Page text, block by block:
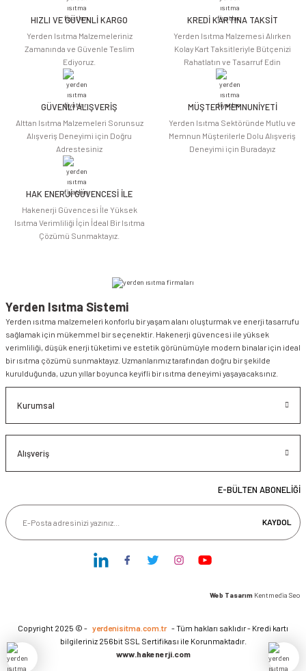
Ürün açıklamasında eksik bilgiler bulunuyor.
Ürün bilgilerinde hatalar bulunuyor.
Ürün fiyatı diğer sitelerden daha pahalı.
Bu ürüne benzer farklı alternatifler olmalı.
HIZLI VE GÜVENLİ KARGO
Yerden Isıtma Malzemeleriniz
Zamanında ve Güvenle Teslim
Ediyoruz.
KREDİ KARTINA TAKSİT
Yerden Isıtma Malzemesi Alırken
Kolay Kart Taksitleriyle Bütçenizi
Rahatlatın ve Tasarruf Edin
GÜVENLİ ALIŞVERİŞ
Alttan Isıtma Malzemeleri Sorunsuz
Alışveriş Deneyimi için Doğru
Adrestesiniz
MÜŞTERİ MEMNUNİYETİ
Yerden Isıtma Sektöründe Mutlu ve
Memnun Müşterilerle Dolu Alışveriş
Deneyimi için Buradayız
HAK ENERJİ GÜVENCESİ İLE
Hakenerji Güvencesi İle Yüksek
Isıtma Verimliliği İçin İdeal Bir Isıtma
Çözümü Sunmaktayız.
Yerden Isıtma Sistemi
Yerden ısıtma malzemeleri konforlu bir yaşam alanı oluşturmak ve enerji tasarrufu
sağlamak için mükemmel bir seçenektir. Hakenerji güvencesi ile yüksek
verimliliği, düşük enerji tüketimi ve estetik görünümüyle modern binalar için ideal
bir ısıtma çözümü sunmaktayız. Uzmanlarımız tarafından doğru bir şekilde
kurulduğunda, uzun yıllar boyunca keyifli bir ısıtma deneyimi yaşayacaksınız.
Kurumsal
Alışveriş
E-BÜLTEN ABONELİĞİ
KAYDOL
Web Tasarım Kentmedia Seo
Copyright 2025 © - yerdenisitma.com.tr - Tüm hakları saklıdır - Kredi kartı
bilgileriniz 256bit SSL Sertifikası ile Korunmaktadır.
www.hakenerji.com